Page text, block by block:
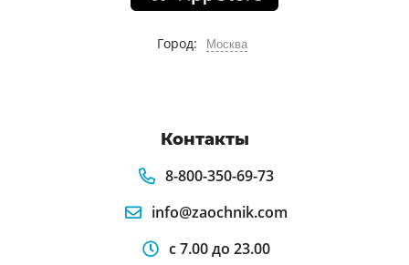
Город: Москва
Контакты
8-800-350-69-73
info@zaochnik.com
с 7.00 до 23.00